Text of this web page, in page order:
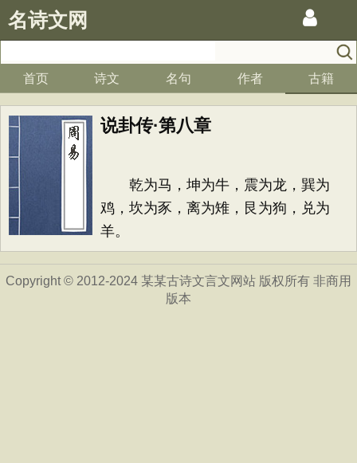
名诗文网
首页 诗文 名句 作者 古籍
说卦传·第八章
乾为马，坤为牛，震为龙，巽为
鸡，坎为豕，离为雉，艮为狗，兑为
羊。
Copyright © 2012-2024 某某古诗文言文网站 版权所有 非商用
版本